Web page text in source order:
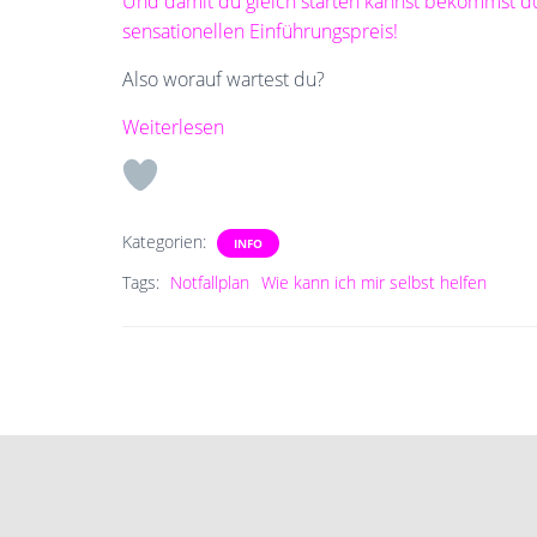
sensationellen Einführungspreis!
Also worauf wartest du?
Weiterlesen:
Kategorien: INFO
Tags: Notfallplan Wie kann ich mir selbst helfen